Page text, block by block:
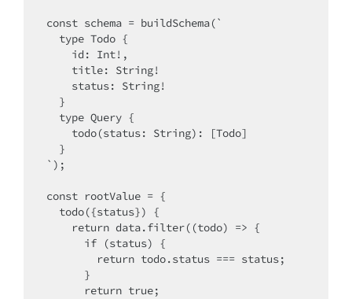
const schema = buildSchema(`
`);
const rootValue = {
return data.filter((todo) => {
if (status) {
return todo.status === status;
return true;